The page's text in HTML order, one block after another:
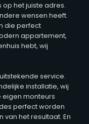
het juiste adres.
wensen heeft.
die perfect
appartement,
hebt, wij
service.
installatie, wij
monteurs
perfect worden
het resultaat. En